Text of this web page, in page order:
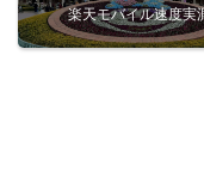
楽天モバイル速度実